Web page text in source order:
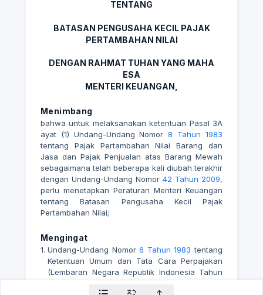
TENTANG
BATASAN PENGUSAHA KECIL PAJAK
PERTAMBAHAN NILAI
DENGAN RAHMAT TUHAN YANG MAHA
ESA
MENTERI KEUANGAN,
Menimbang
bahwa untuk melaksanakan ketentuan Pasal 3A
ayat (1) Undang-Undang Nomor8 Tahun 1983
tentang Pajak Pertambahan Nilai Barang dan
Jasa dan Pajak Penjualan atas Barang Mewah
sebagaimana telah beberapa kali diubah terakhir
dengan Undang-Undang Nomor 42 Tahun 2009,
perlu menetapkan Peraturan Menteri Keuangan
tentang Batasan Pengusaha Kecil Pajak
Pertambahan Nilai;
Mengingat
1. Undang-Undang Nomor6 Tahun 1983 tentang
Ketentuan Umum dan Tata Cara Perpajakan
(Lembaran Negara Republik Indonesia Tahun
1983 Nomor 49, Tambahan Lembaran Negara